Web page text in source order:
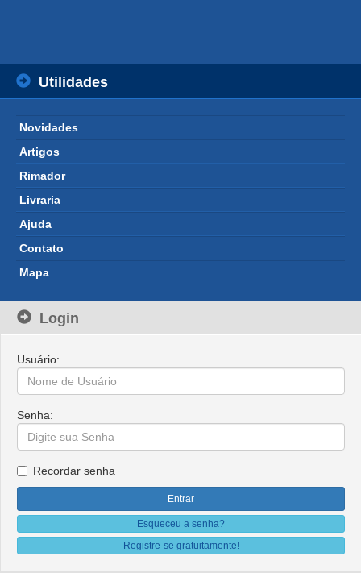
Utilidades
Novidades
Artigos
Rimador
Livraria
Ajuda
Contato
Mapa
Login
Usuário:
Senha:
Recordar senha
Esqueceu a senha?
Registre-se gratuitamente!